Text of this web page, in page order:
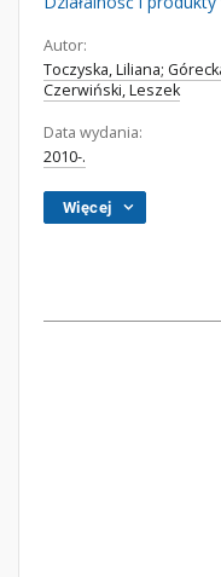
Autor:
Toczyska, Liliana;
Czerwiński, Leszek
Data wydania:
2010-.
Więcej